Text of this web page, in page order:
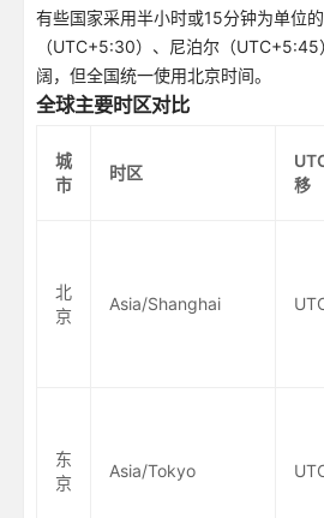
有些国家采用半小时或15分钟为单位
（UTC+5:30）、尼泊尔（
阔，但全国统一使用北京时间。
全球主要时区对比
城
市
时区
移
北
京
Asia/Shanghai
东
京
Asia/Tokyo